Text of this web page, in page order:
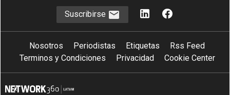
Suscribirse
Nosotros Periodistas Etiquetas
Rss Feed
Terminos y Condiciones
Privacidad Cookie Center